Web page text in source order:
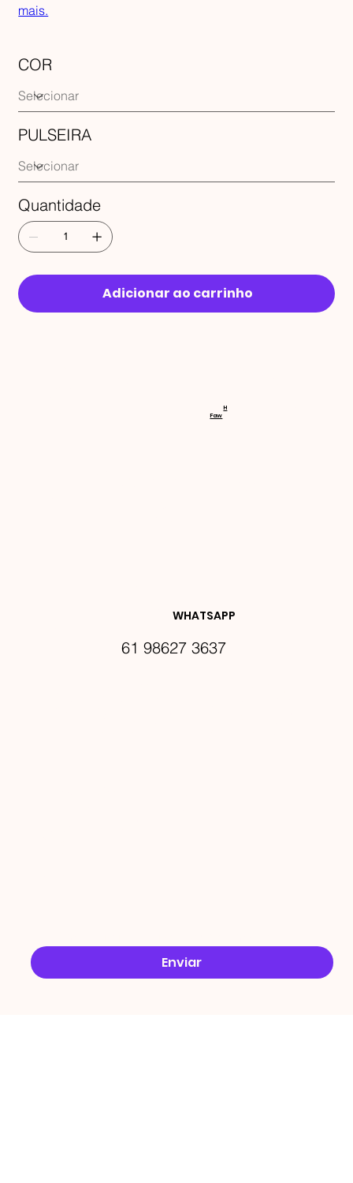
mais.
COR
PULSEIRA
Quantidade
Adicionar ao carrinho
RECEBA
DES E
Enviar
WHATSAPP
61 98627 3637
Faw
H